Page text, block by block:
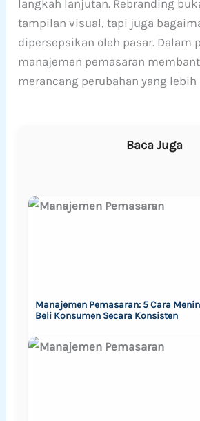
langkah lanjutan. Rebranding
tampilan visual, tapi juga
dipersepsikan oleh pasar. Dalam
manajemen pemasaran
merancang perubahan yang lebih
Baca Juga
Manajemen Pemasaran: 5 Cara
Beli Konsumen Secara Konsisten